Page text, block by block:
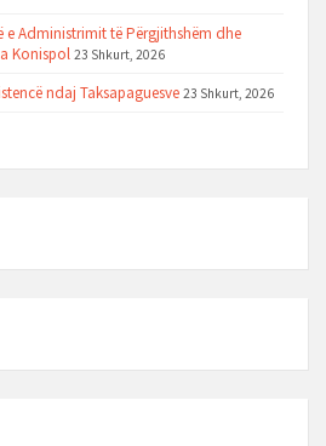
e Administrimit të Përgjithshëm dhe
Konispol 23 Shkurt, 2026
ndaj Taksapaguesve 23 Shkurt, 2026